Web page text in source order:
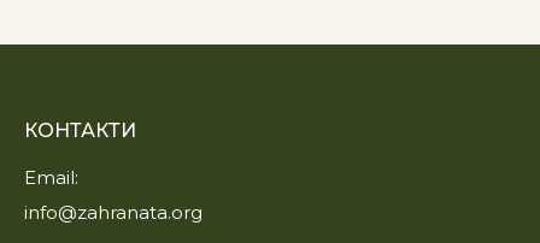
КОНТАКТИ
Email:
info@zahranata.org